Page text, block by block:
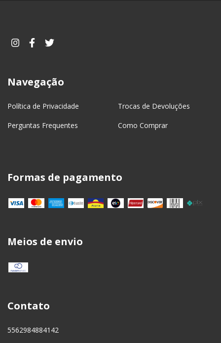
Navegação
Política de Privacidade Trocas de Devoluções
Perguntas Frequentes Como Comprar
Formas de pagamento
Meios de envio
Contato
5562984884142